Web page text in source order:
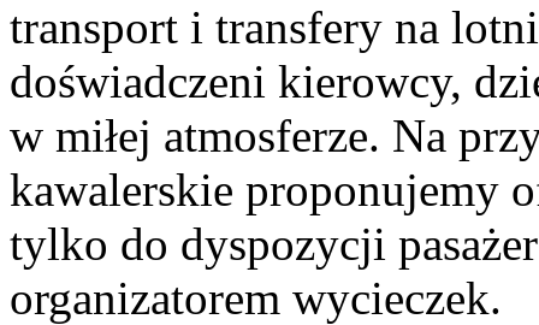
transport i transfery na
doświadczeni kierowcy,
w miłej atmosferze. Na
kawalerskie proponujemy
tylko do dyspozycji
organizatorem wycieczek.